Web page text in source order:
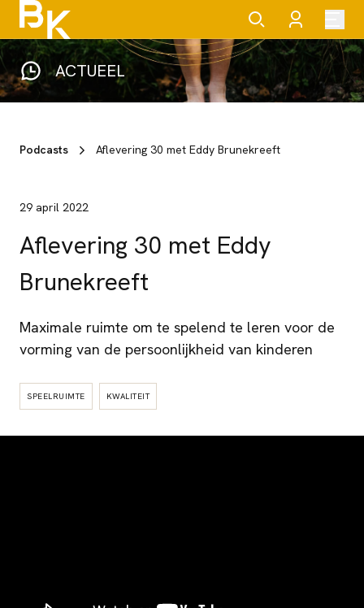
ACTUEEL
Podcasts Aflevering 30 met Eddy Brunekreeft
29 april 2022
Aflevering 30 met Eddy
Brunekreeft
Maximale ruimte om te spelend te leren voor de
vorming van de persoonlijkheid van kinderen
SPEELRUIMTE KWALITEIT